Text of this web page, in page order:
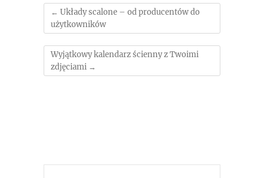
← Układy scalone – od producentów do
użytkowników
Wyjątkowy kalendarz ścienny z Twoimi
zdjęciami →